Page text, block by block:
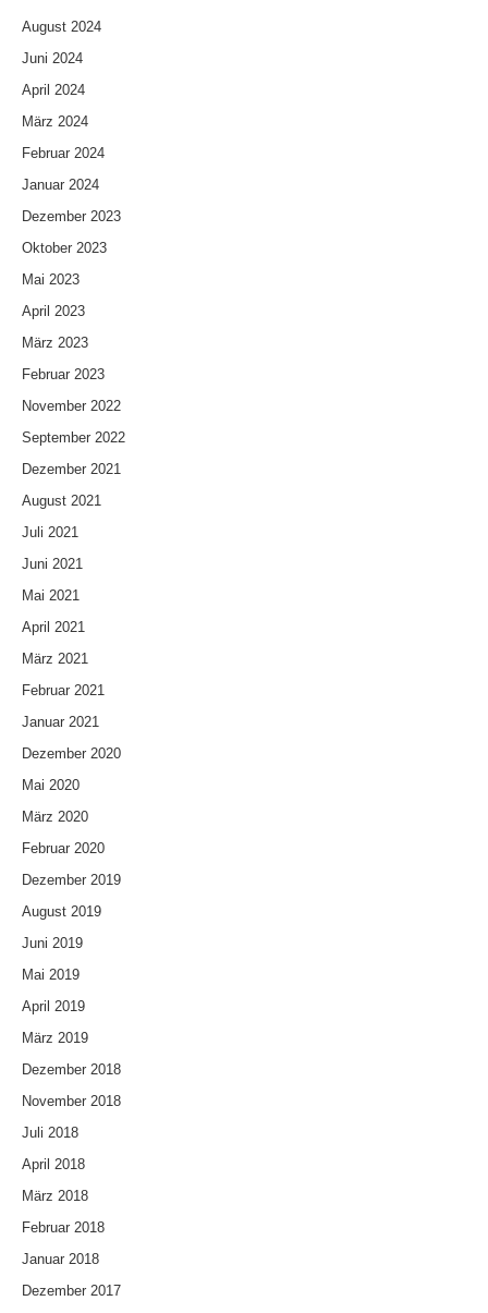
August 2024
Juni 2024
April 2024
März 2024
Februar 2024
Januar 2024
Dezember 2023
Oktober 2023
Mai 2023
April 2023
März 2023
Februar 2023
November 2022
September 2022
Dezember 2021
August 2021
Juli 2021
Juni 2021
Mai 2021
April 2021
März 2021
Februar 2021
Januar 2021
Dezember 2020
Mai 2020
März 2020
Februar 2020
Dezember 2019
August 2019
Juni 2019
Mai 2019
April 2019
März 2019
Dezember 2018
November 2018
Juli 2018
April 2018
März 2018
Februar 2018
Januar 2018
Dezember 2017